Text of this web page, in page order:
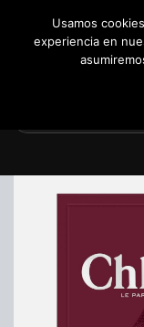
Usamos
experiencia en